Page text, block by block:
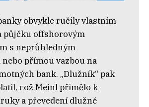
obvykle ručily vlastním
půjčku offshorovým
s neprůhledným
přímou vazbou na
bank. „Dlužník“ pak
což Meinl přimělo k
a převedení dlužné